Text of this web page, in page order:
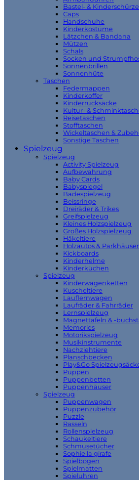
Bastel- &
Caps
Handschuhe
Kinderkostüme
Lätzchen & Bandana
Mützen
Schals
Socken und
Sonnenbrillen
Sonnenhüte
Taschen
Federmappen
Kinderkoffer
Kinderrucksäcke
Kultur- &
Reisetaschen
Stofftaschen
Wickeltaschen &
Sonstige Taschen
Spielzeug
Spielzeug
Activity Spielzeug
Aufbewahrung
Baby Cards
Babyspiegel
Badespielzeug
Beissringe
Dreiräder & Trikes
Greifspielzeug
Kleines Holzspielzeug
Großes Holzspielzeug
Häkeltiere
Holzautos & Parkhäuser
Kickboards
Kinderhelme
Kinderküchen
Spielzeug
Kinderwagenketten
Kuscheltiere
Lauflernwagen
Laufräder & Fahrräder
Lernspielzeug
Magnettafeln & -
Memories
Motorikspielzeug
Musikinstrumente
Nachziehtiere
Planschbecken
Play&Go
Puppen
Puppenbetten
Puppenhäuser
Spielzeug
Puppenwagen
Puppenzubehör
Puzzle
Rasseln
Rollenspielzeug
Schaukeltiere
Schmusetücher
Sophie la girafe
Spielbögen
Spielmatten
Spieluhren